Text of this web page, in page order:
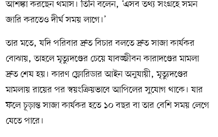
আশঙ্কা করছেন থমাস। তিনি বলেন, ‘এসব তথ্য সংগ্রহে সমন
জারি করতেও দীর্ঘ সময় লাগে।’
তার মতে, যদি পরিবার দ্রুত বিচার বলতে দ্রুত সাজা কার্যকর
বোঝায়, তাহলে মৃত্যুদণ্ডের চেয়ে যাবজ্জীবন কারাদণ্ডের মামলা
দ্রুত শেষ হয়। কারণ ফ্লোরিডার আইন অনুযায়ী, মৃত্যুদণ্ডের
মামলায় রায়ের পর স্বয়ংক্রিয়ভাবে আপিলের সুযোগ থাকে। যার
ফলে চূড়ান্ত সাজা কার্যকর হতে ১০ বছর বা তার বেশি সময় লেগে
যেতে পারে।